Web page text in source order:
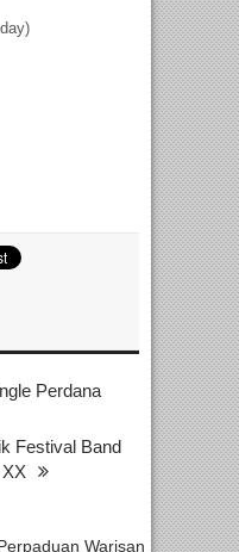
Perdana
Festival Band
Warisan